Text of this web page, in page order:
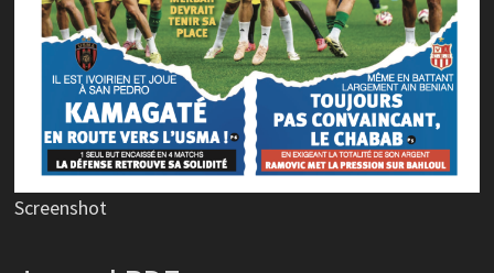
Screenshot